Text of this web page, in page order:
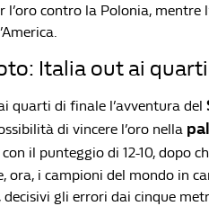
l’oro contro la Polonia,
Italia out ai
quarti di finale l’avventura del
di vincere l’oro nella
con il punteggio di 12-10, dopo
ora, i campioni del mondo in
decisivi gli errori dai cinque